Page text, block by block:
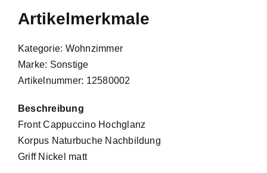
Artikelmerkmale
Kategorie: Wohnzimmer
Marke: Sonstige
Artikelnummer: 12580002
Beschreibung
Front Cappuccino Hochglanz
Korpus Naturbuche Nachbildung
Griff Nickel matt